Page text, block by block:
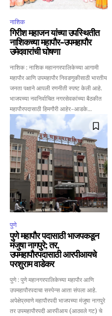
नाशिक
गिरीश महाजन यांच्या उपस्थितीत
नाशिकच्या महापौर-उपमहापौर
उमेदवारांची घोषणा
नाशिक : नाशिक महानगरपालिकेच्या आगामी
महापौर आणि उपमहापौर निवडणुकीसाठी भारतीय
जनता पक्षाने आपली रणनीती स्पष्ट केली आहे.
भाजपच्या नवनिर्वाचित नगरसेवकांच्या बैठकीत
महापौरपदासाठी हिमगौरी आहेर-आडके...
पुणे
पुणे महापौर पदासाठी भाजपकडून
मंजुषा नागपुरे; तर,
उपमहापौरपदासाठी आरपीआयचे
परशुराम वाडेकर
पुणे : पुणे महानगरपालिकेच्या महापौर आणि
उपमहापौरपदाचा सस्पेन्स आता संपला आहे.
अपेक्षेप्रमाणे महापौरपदी भाजपच्या मंजुषा नागपुरे
तर उपमहापौरपदी आरपीआय (आठवले गट) चे